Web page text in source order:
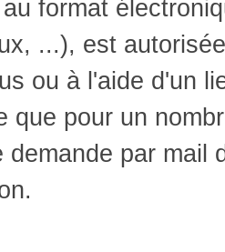
format
...), est
ou à l'aide d'un
que pour un
demande par mail